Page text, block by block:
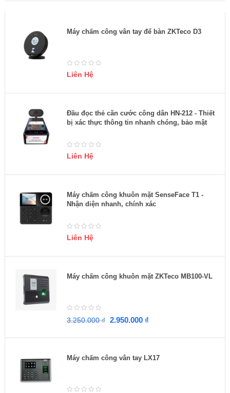
Máy chấm công vân tay để bàn ZKTeco D3
Liên Hệ
Đầu đọc thẻ căn cước công dân HN-212 - Thiết
bị xác thực thông tin nhanh chóng, bảo mật
Liên Hệ
Máy chấm công khuôn mặt SenseFace T1 -
Nhận diện nhanh, chính xác
Liên Hệ
Máy chấm công khuôn mặt ZKTeco MB100-VL
3.250.000₫ 2.950.000 ₫
Máy chấm công vân tay LX17